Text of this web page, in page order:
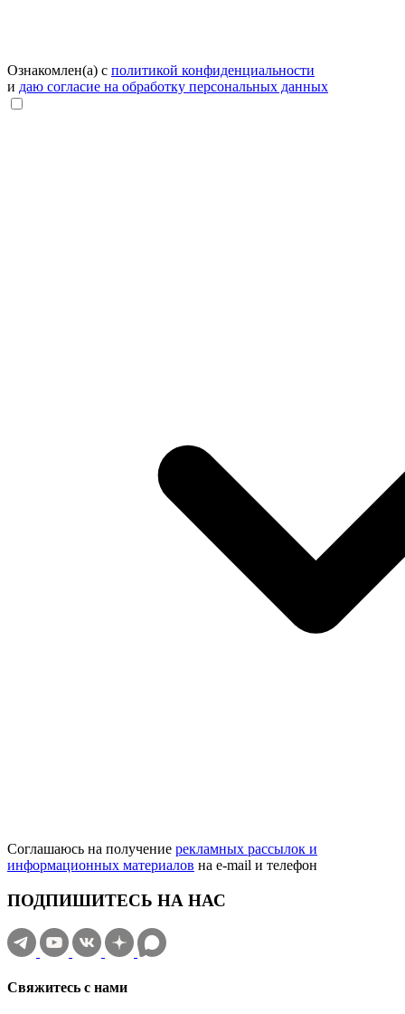
Ознакомлен(а) с политикой конфиденциальности
и даю согласие на обработку персональных данных
Соглашаюсь на получение рекламных рассылок и
информационных материалов на e‑mail и телефон
ПОДПИШИТЕСЬ НА НАС
Свяжитесь с нами